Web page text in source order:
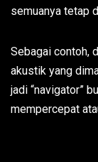
semuanya tetap
Sebagai contoh,
akustik yang
jadi “navigator”
mempercepat